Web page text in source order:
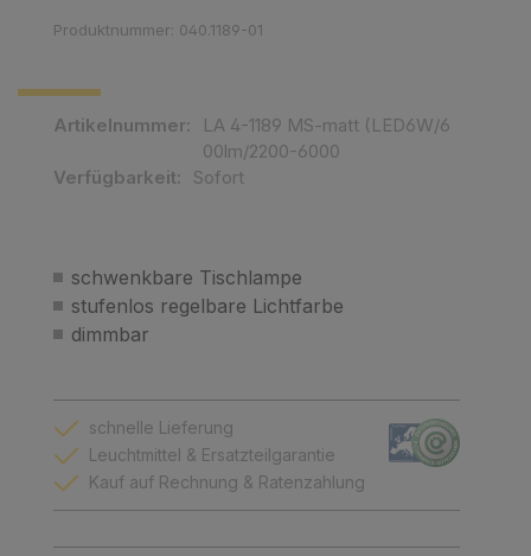
schwenkbare Tischlampe
stufenlos regelbare Lichtfarbe
dimmbar
Artikelnummer:
LA 4-1189 MS-matt (LED6W/6
00lm/2200-6000
Verfügbarkeit:
Sofort
Produktnummer: 040.1189-01
schnelle Lieferung
Leuchtmittel & Ersatzteilgarantie
Kauf auf Rechnung & Ratenzahlung